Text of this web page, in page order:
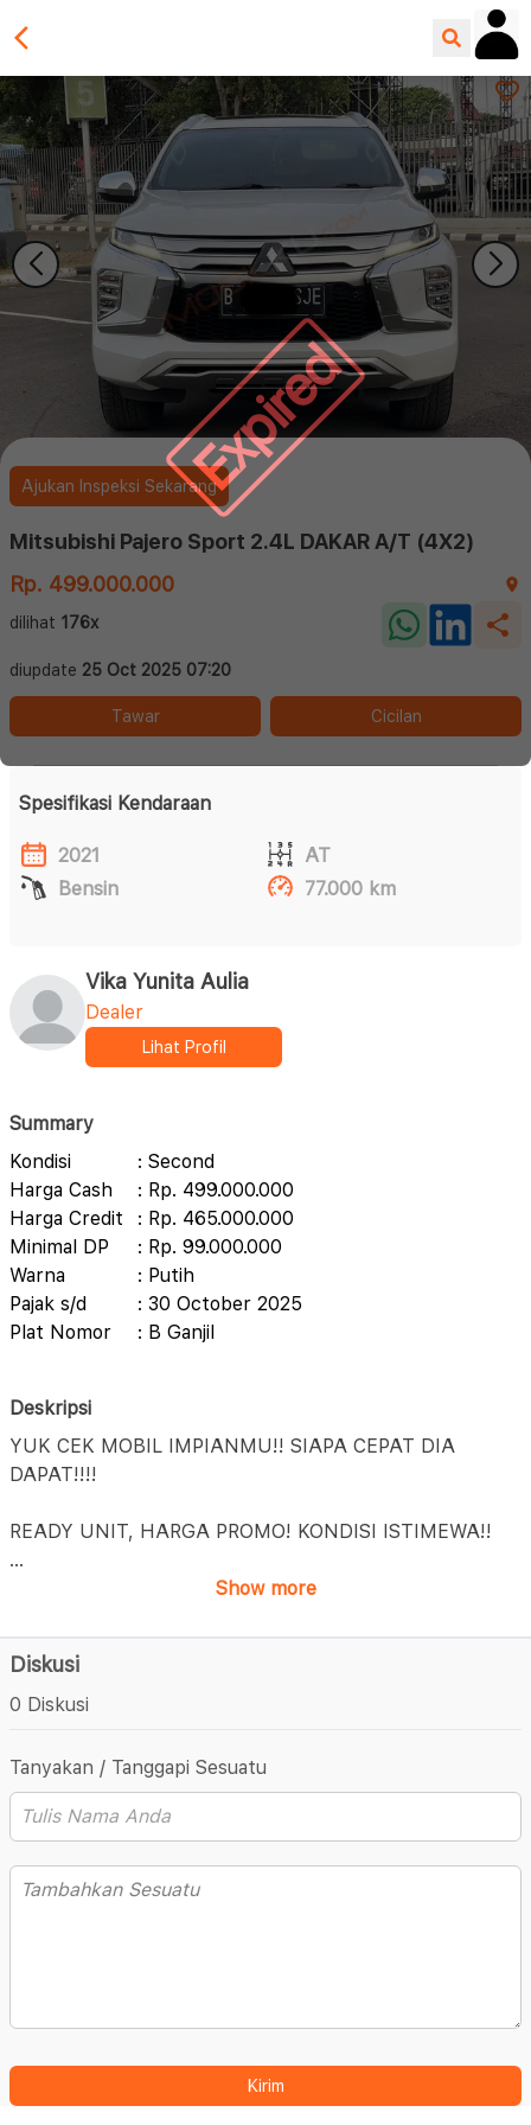
Expired
Ajukan Inspeksi Sekarang
Mitsubishi Pajero Sport 2.4L DAKAR A/T (4X2)
Rp. 499.000.000
dilihat 176x
diupdate 25 Oct 2025 07:20
Tawar Cicilan
Spesifikasi Kendaraan
2021
AT
Bensin
77.000 km
Vika Yunita Aulia
Dealer
Lihat Profil
Summary
Kondisi
: Second
Harga Cash
: Rp. 499.000.000
Harga Credit
: Rp. 465.000.000
Minimal DP
: Rp. 99.000.000
Warna
: Putih
Pajak s/d
: 30 October 2025
Plat Nomor
: B Ganjil
Deskripsi
YUK CEK MOBIL IMPIANMU!! SIAPA CEPAT DIA
DAPAT!!!!
READY UNIT, HARGA PROMO! KONDISI ISTIMEWA!!
...
Show more
Diskusi
0 Diskusi
Tanyakan / Tanggapi Sesuatu
Kirim